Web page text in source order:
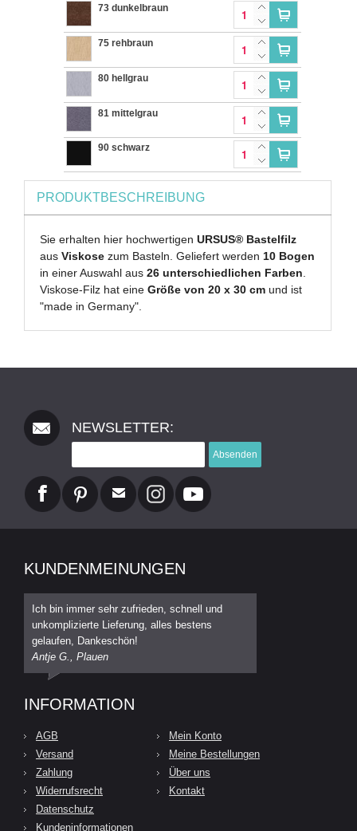
73 dunkelbraun
75 rehbraun
80 hellgrau
81 mittelgrau
90 schwarz
PRODUKTBESCHREIBUNG
Sie erhalten hier hochwertigenURSUS® Bastelfilz
ausViskose zum Basteln. Geliefert werden 10 Bogen
in einer Auswahl aus26 unterschiedlichen Farben
Viskose-Filz hat eineGröße von 20 x 30 cm und ist
"made in Germany".
NEWSLETTER:
Absenden
KUNDENMEINUNGEN
Ich bin immer sehr zufrieden, schnell und
unkomplizierte Lieferung, alles bestens
gelaufen, Dankeschön!
Antje G., Plauen
INFORMATION
AGB
Versand
Zahlung
Widerrufsrecht
Datenschutz
Kundeninformationen
Mein Konto
Meine Bestellungen
Über uns
Kontakt